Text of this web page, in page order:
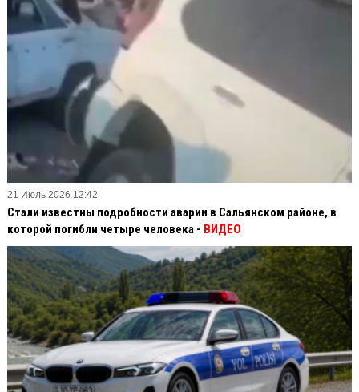
21 Июль 2026 12:42
Стали известны подробности аварии в Сальянском районе, в
которой погибли четыре человека - ВИДЕО